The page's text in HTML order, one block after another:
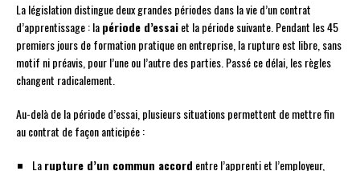
La législation distingue deux grandes périodes dans la vie d’un contrat
d’apprentissage : lapériode d’essaiet la période suivante. Pendant les 45
premiers jours de formation pratique en entreprise, la rupture est libre, sans
motif ni préavis, pour l’une ou l’autre des parties. Passé ce délai, les règles
changent radicalement.
Au-delà de la période d’essai, plusieurs situations permettent de mettre fin
au contrat de façon anticipée :
Larupture d’un commun accord entre l’apprenti et l’employeur,